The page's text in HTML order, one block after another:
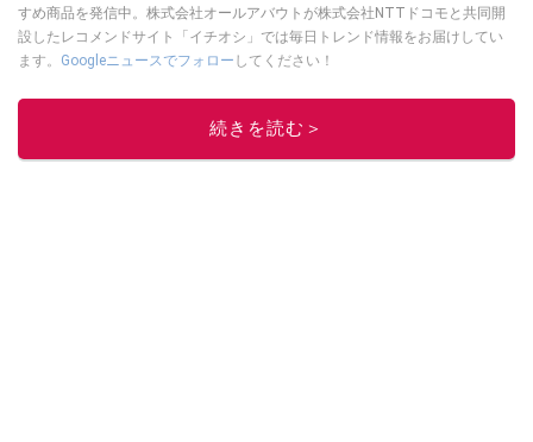
すめ商品を発信中。株式会社オールアバウトが株式会社NTTドコモと共同開
設したレコメンドサイト「イチオシ」では毎日トレンド情報をお届けしてい
ます。 Googleニュースでフォロー してください！
このイチオシストの他の記事を読む
続きを読む＞